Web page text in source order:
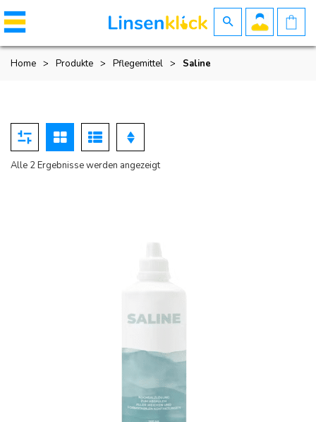
Home > Produkte > Pflegemittel > Saline
Alle 2 Ergebnisse werden angezeigtNach